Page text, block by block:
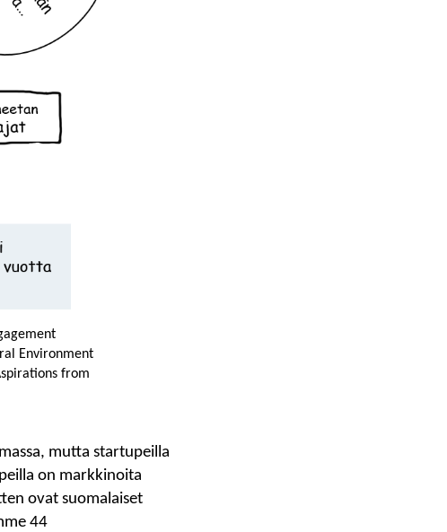
Environment
from
mutta startupeilla
on markkinoita
ovat suomalaiset
44